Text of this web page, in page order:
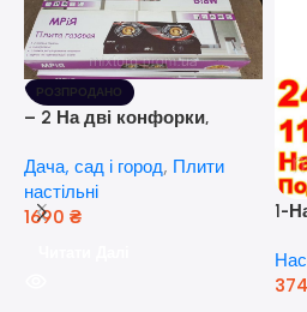
РОЗПРОДАНО
– 2 На дві конфорки,
розпалюванням.
Дача, сад і город, Плити
настільні
1690 ₴
1-